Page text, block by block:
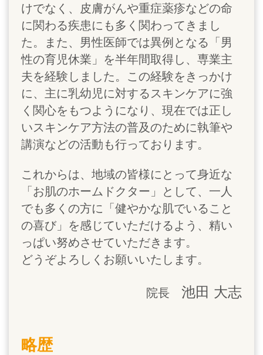
けでなく、皮膚がんや重症薬疹などの命
に関わる疾患にも多く関わってきまし
た。また、男性医師では異例となる「男
性の育児休業」を半年間取得し、専業主
夫を経験しました。この経験をきっかけ
に、主に乳幼児に対するスキンケアに強
く関心をもつようになり、現在では正し
いスキンケア方法の普及のために執筆や
講演などの活動も行っております。
これからは、地域の皆様にとって身近な
「お肌のホームドクター」として、一人
でも多くの方に「健やかな肌でいること
の喜び」を感じていただけるよう、精い
っぱい努めさせていただきます。
どうぞよろしくお願いいたします。
院長 池田 大志
略歴